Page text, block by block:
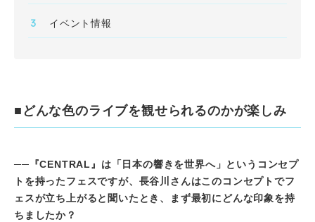
イベント情報
■どんな色のライブを観せられるのかが楽しみ
──『CENTRAL』は「日本の響きを世界へ」というコンセプ
トを持ったフェスですが、長谷川さんはこのコンセプトでフ
ェスが立ち上がると聞いたとき、まず最初にどんな印象を持
ちましたか？